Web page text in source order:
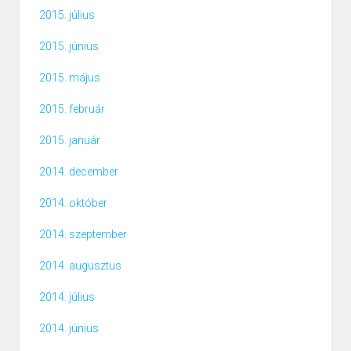
2015. július
2015. június
2015. május
2015. február
2015. január
2014. december
2014. október
2014. szeptember
2014. augusztus
2014. július
2014. június